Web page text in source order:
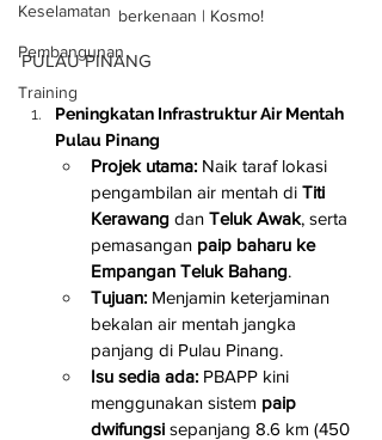
Keselamatan
Pembangunan
Training
berkenaan | Kosmo!
PULAU PINANG
Peningkatan Infrastruktur Air Mentah
Pulau Pinang
Projek utama: Naik taraf lokasi
pengambilan air mentah di Titi
Kerawang dan Teluk Awak, serta
pemasangan paip baharu ke
Empangan Teluk Bahang.
Tujuan: Menjamin keterjaminan
bekalan air mentah jangka
panjang di Pulau Pinang.
Isu sedia ada: PBAPP kini
menggunakan sistem paip
dwifungsi sepanjang 8.6 km (450